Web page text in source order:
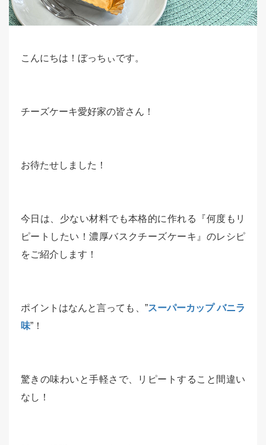
こんにちは！ぼっちぃです。
チーズケーキ愛好家の皆さん！
お待たせしました！
今日は、少ない材料でも本格的に作れる『何度もリ
ピートしたい！濃厚バスクチーズケーキ』のレシピ
をご紹介します！
ポイントはなんと言っても、”スーパーカップ バニラ
味”！
驚きの味わいと手軽さで、リピートすること間違い
なし！